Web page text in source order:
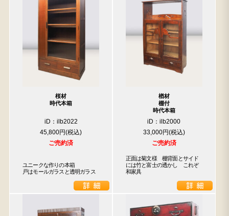
桜材
時代本箱
iD：ilb2022
45,800円
ご売約済
ユニークな作りの本箱
戸はモールガラスと透明ガラス
楢材
棚付
時代本箱
iD：ilb2000
33,000円
ご売約済
正面は菊文様　棚背面とサイド
には竹と富士の透かし　これぞ
和家具